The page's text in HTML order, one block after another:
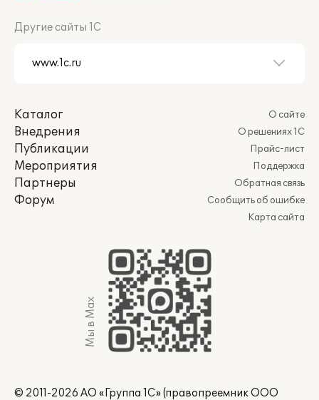
Другие сайты 1С
Каталог
Внедрения
Публикации
Мероприятия
Партнеры
Форум
О сайте
О решениях 1С
Прайс-лист
Поддержка
Обратная связь
Сообщить об ошибке
Карта сайта
Мы в Max
© 2011-2026 АО «Группа 1С» (правопреемник ООО